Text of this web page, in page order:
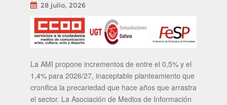
28 julio, 2026
La AMI propone incrementos de entre el 0,5% y el
1,4% para 2026/27, inaceptable planteamiento que
cronifica la precariedad que hace años que arrastra
el sector. La Asociación de Medios de Información